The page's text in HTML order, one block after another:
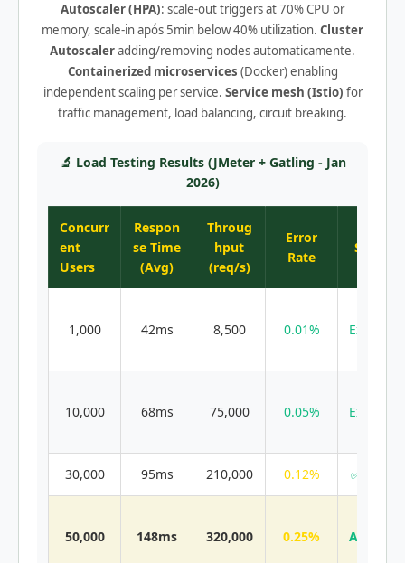
Autoscaler (HPA): scale-out triggers at 70% CPU or
memory, scale-in após 5min below 40% utilization. Cluster
Autoscaleradding/removing nodes automaticamente.
Containerized microservices (Docker) enabling
independent scaling per service. Service mesh (Istio) for
traffic management, load balancing, circuit breaking.
🔬 Load Testing Results (JMeter + Gatling - Jan
2026)
Concurr
ent
Users
Respon
se Time
(Avg)
Throug
hput
(req/s)
Error
Rate
Status
1,000 42ms 8,500 0.01%
Excellen
10,000 68ms 75,000 0.05%
Excellen
30,000 95ms 210,000 0.12% ✅ Good
50,000 148ms 320,000 0.25%
Accepta